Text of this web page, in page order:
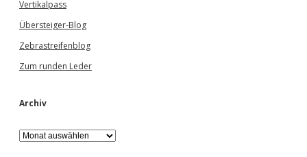
Vertikalpass
Übersteiger-Blog
Zebrastreifenblog
Zum runden Leder
Archiv
A
r